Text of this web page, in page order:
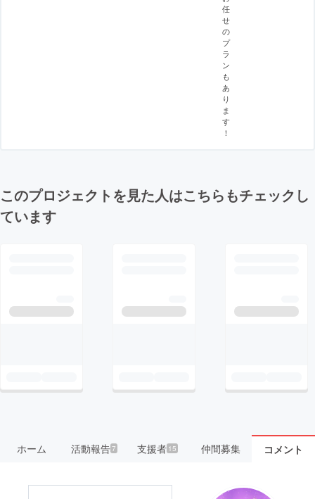
任
せ
の
プ
ラ
ン
も
あ
り
ま
す
！
このプロジェクトを見た人はこちらもチェックし
ています
ホーム 活動報告7 支援者 15 仲間募集 コメント